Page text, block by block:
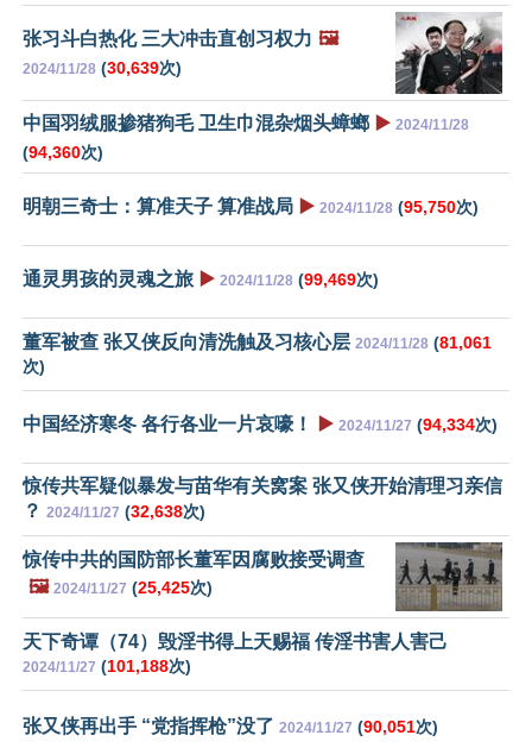
张习斗白热化 三大冲击直创习权力 🖼️
2024/11/28 (30,639次)
中国羽绒服掺猪狗毛 卫生巾混杂烟头蟑螂 ▶️ 2024/11/28
(94,360次)
明朝三奇士：算准天子 算准战局 ▶️ 2024/11/28 (95,750次)
通灵男孩的灵魂之旅 ▶️ 2024/11/28 (99,469次)
董军被查 张又侠反向清洗触及习核心层 2024/11/28 (81,061
次)
中国经济寒冬 各行各业一片哀嚎！ ▶️ 2024/11/27 (94,334次)
惊传共军疑似暴发与苗华有关窝案 张又侠开始清理习亲信
？ 2024/11/27 (32,638次)
惊传中共的国防部长董军因腐败接受调查
🖼️ 2024/11/27 (25,425次)
天下奇谭（74）毁淫书得上天赐福 传淫书害人害己
2024/11/27 (101,188次)
张又侠再出手 “党指挥枪”没了 2024/11/27 (90,051次)